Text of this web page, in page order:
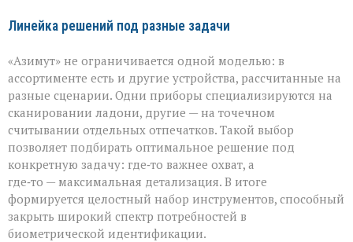
Линейка решений под разные задачи
«Азимут» не ограничивается одной моделью: в
ассортименте есть и другие устройства, рассчитанные на
разные сценарии. Одни приборы специализируются на
сканировании ладони, другие — на точечном
считывании отдельных отпечатков. Такой выбор
позволяет подбирать оптимальное решение под
конкретную задачу: где‑то важнее охват, а
где‑то — максимальная детализация. В итоге
формируется целостный набор инструментов, способный
закрыть широкий спектр потребностей в
биометрической идентификации.